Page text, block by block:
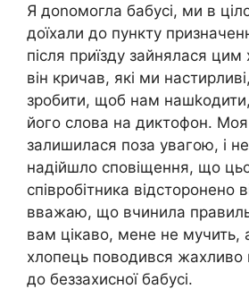
Я доnомогла бабусі, ми в
доїхали до пункту
після приїзду зайнялася
він кричав, які ми
зробити, щоб нам
його слова на диктофон.
залишилася поза увагою, і
надійшло сповіщення, що
співробітника відсторонено
вважаю, що вчинила
вам цікаво, мене не мучить,
хлопець поводився
до беззахисної бабусі.